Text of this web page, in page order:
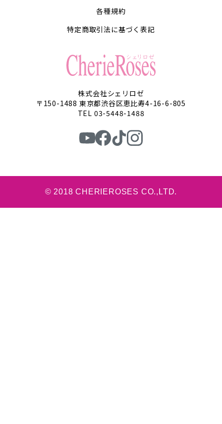
各種規約
特定商取引法に基づく表記
株式会社シェリロゼ
〒150-1488 東京都渋谷区恵比寿4-16-6-805
TEL 03-5448-1488
© 2018 CHERIEROSES CO.,LTD.